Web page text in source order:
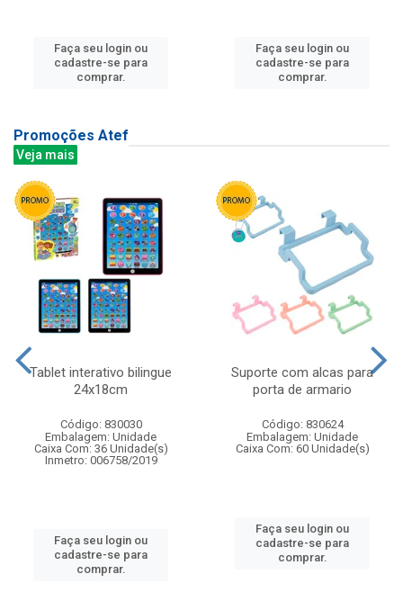
Faça seu login ou
cadastre-se para
comprar.
Faça seu login ou
cadastre-se para
comprar.
Promoções Atef
Veja mais
Tablet interativo bilingue
24x18cm
Código: 830030
Embalagem: Unidade
Caixa Com: 36 Unidade(s)
Inmetro: 006758/2019
Faça seu login ou
cadastre-se para
comprar.
Suporte com alcas para
porta de armario
Código: 830624
Embalagem: Unidade
Caixa Com: 60 Unidade(s)
Faça seu login ou
cadastre-se para
comprar.